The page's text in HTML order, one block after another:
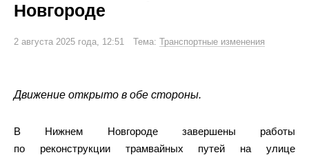
Новгороде
2 августа 2025 года, 12:51 Тема: Транспортные изменения
Движение открыто в обе стороны.
В Нижнем Новгороде завершены работы
по реконструкции трамвайных путей на улице